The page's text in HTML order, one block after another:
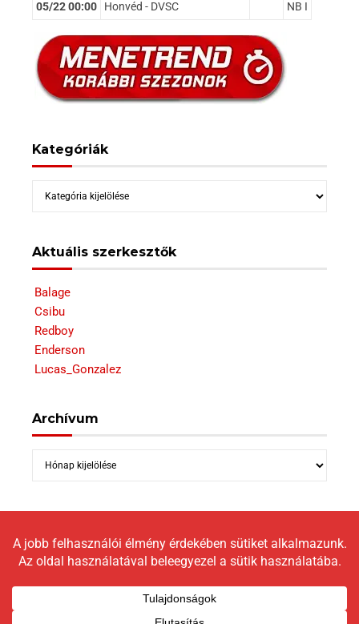
05/22 00:00 Honvéd - DVSC NB I
Kategóriák
Kategóriák
Aktuális szerkesztők
Balage
Csibu
Redboy
Enderson
Lucas_Gonzalez
Archívum
Archívum